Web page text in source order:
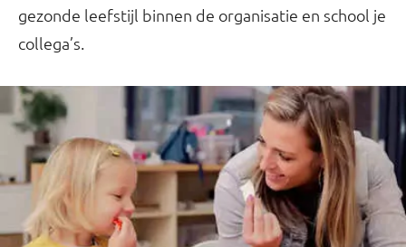
gezonde leefstijl binnen de organisatie en school je
collega’s.